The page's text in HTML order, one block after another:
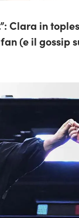
Clara in
(e il gossip